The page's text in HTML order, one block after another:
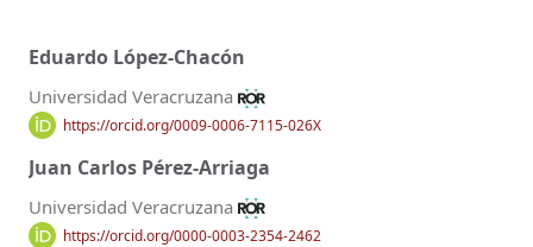
Eduardo López-Chacón
Universidad Veracruzana
https://orcid.org/0009-0006-7115-026X
Juan Carlos Pérez-Arriaga
Universidad Veracruzana
https://orcid.org/0000-0003-2354-2462